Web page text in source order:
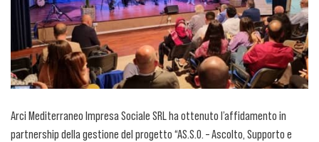
Arci Mediterraneo Impresa Sociale SRL ha ottenuto l’affidamento in
partnership della gestione del progetto “AS.S.O. – Ascolto, Supporto e